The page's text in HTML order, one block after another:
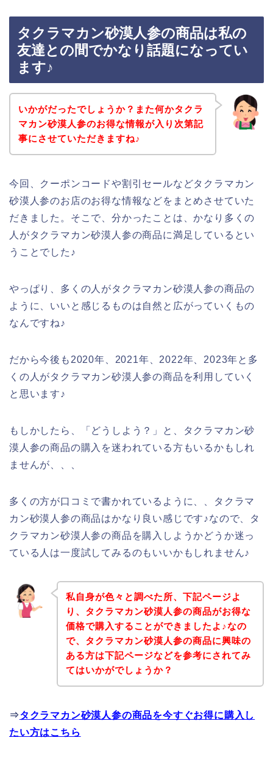
タクラマカン砂漠人参の商品は私の
友達との間でかなり話題になってい
ます♪
いかがだったでしょうか？また何かタクラ
マカン砂漠人参のお得な情報が入り次第記
事にさせていただきますね♪
今回、クーポンコードや割引セールなどタクラマカン
砂漠人参のお店のお得な情報などをまとめさせていた
だきました。そこで、分かったことは、かなり多くの
人がタクラマカン砂漠人参の商品に満足しているとい
うことでした♪
やっぱり、多くの人がタクラマカン砂漠人参の商品の
ように、いいと感じるものは自然と広がっていくもの
なんですね♪
だから今後も2020年、2021年、2022年、2023年と多
くの人がタクラマカン砂漠人参の商品を利用していく
と思います♪
もしかしたら、「どうしよう？」と、タクラマカン砂
漠人参の商品の購入を迷われている方もいるかもしれ
ませんが、、、
多くの方が口コミで書かれているように、、タクラマ
カン砂漠人参の商品はかなり良い感じです♪なので、タ
クラマカン砂漠人参の商品を購入しようかどうか迷っ
ている人は一度試してみるのもいいかもしれません♪
私自身が色々と調べた所、下記ページよ
り、タクラマカン砂漠人参の商品がお得な
価格で購入することができましたよ♪なの
で、タクラマカン砂漠人参の商品に興味の
ある方は下記ページなどを参考にされてみ
てはいかがでしょうか？
⇒タクラマカン砂漠人参の商品を今すぐお得に購入し
たい方はこちら